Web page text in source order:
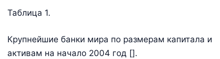
Таблица 1.
Крупнейшие банки мира по размерам капитала и
активам на начало 2004 год [].